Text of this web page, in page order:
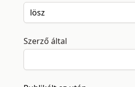
Szerző által